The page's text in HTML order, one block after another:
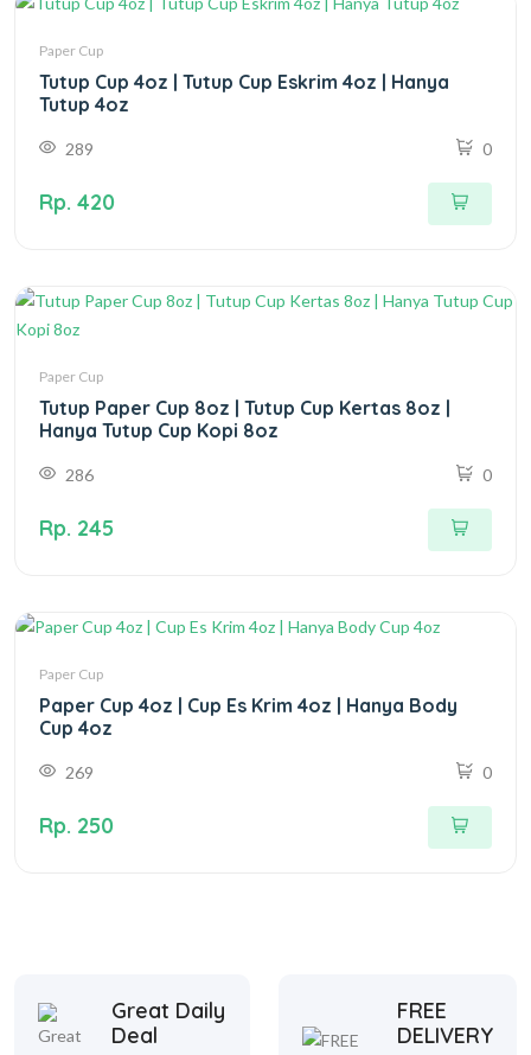
Paper Cup
Tutup Cup 4oz | Tutup Cup Eskrim 4oz | Hanya
Tutup 4oz
289 0
Rp. 420
Paper Cup
Tutup Paper Cup 8oz | Tutup Cup Kertas 8oz |
Hanya Tutup Cup Kopi 8oz
286 0
Rp. 245
Paper Cup
Paper Cup 4oz | Cup Es Krim 4oz | Hanya Body
Cup 4oz
269 0
Rp. 250
Great Daily
Deal
FREE
DELIVERY